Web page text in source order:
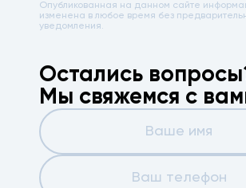
Опубликованная на данном сайте
изменена в любое время без
уведомления.
Остались
Мы свяжемся с